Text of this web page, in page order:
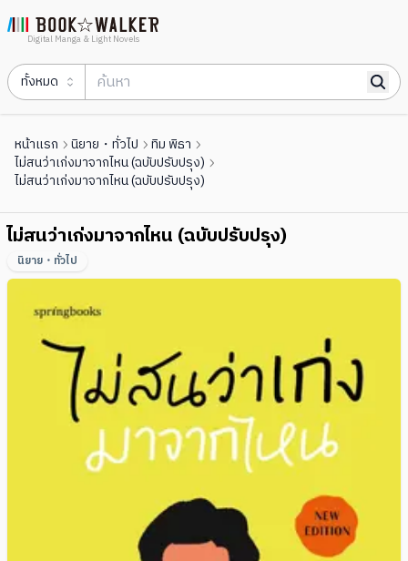
Digital Manga & Light Novels
ทั้งหมด
หน้าแรก นิยาย・ทั่วไป
ทิม พิธา
ไม่สนว่าเก่งมาจากไหน (ฉบับปรับปรุง)
ไม่สนว่าเก่งมาจากไหน (ฉบับปรับปรุง)
ไม่สนว่าเก่งมาจากไหน (ฉบับปรับปรุง)
นิยาย・ทั่วไป